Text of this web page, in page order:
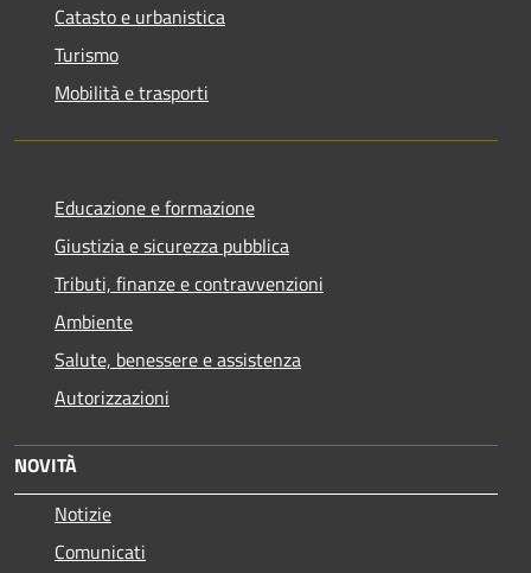
Catasto e urbanistica
Turismo
Mobilità e trasporti
Educazione e formazione
Giustizia e sicurezza pubblica
Tributi, finanze e contravvenzioni
Ambiente
Salute, benessere e assistenza
Autorizzazioni
NOVITÀ
Notizie
Comunicati